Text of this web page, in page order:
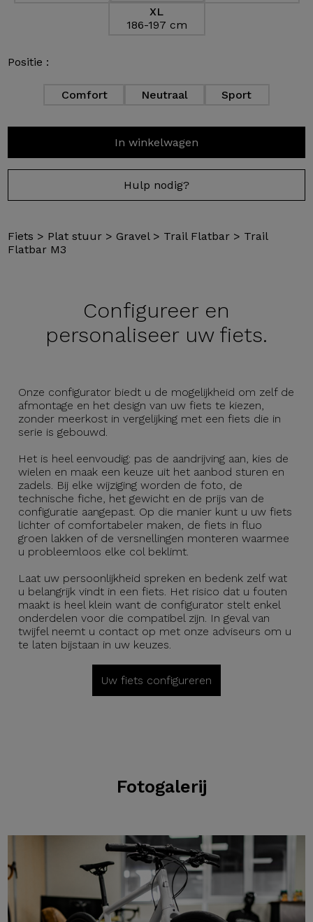
XL
186-197 cm
Positie :
Comfort Neutraal Sport
In winkelwagen
Hulp nodig?
Fiets > Plat stuur > Gravel > Trail Flatbar > Trail
Flatbar M3
Configureer en
personaliseer uw fiets.
Onze configurator biedt u de mogelijkheid om zelf de
afmontage en het design van uw fiets te kiezen,
zonder meerkost in vergelijking met een fiets die in
serie is gebouwd.
Het is heel eenvoudig: pas de aandrijving aan, kies de
wielen en maak een keuze uit het aanbod sturen en
zadels. Bij elke wijziging worden de foto, de
technische fiche, het gewicht en de prijs van de
configuratie aangepast. Op die manier kunt u uw fiets
lichter of comfortabeler maken, de fiets in fluo
groen lakken of de versnellingen monteren waarmee
u probleemloos elke col beklimt.
Laat uw persoonlijkheid spreken en bedenk zelf wat
u belangrijk vindt in een fiets. Het risico dat u fouten
maakt is heel klein want de configurator stelt enkel
onderdelen voor die compatibel zijn. In geval van
twijfel neemt u contact op met onze adviseurs om u
te laten bijstaan in uw keuzes.
Uw fiets configureren
Fotogalerij